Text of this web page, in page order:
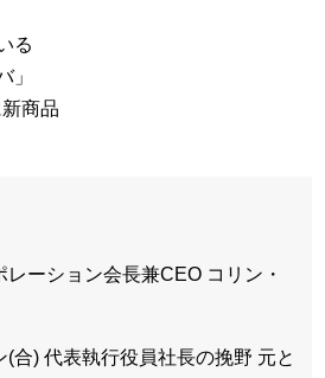
る
」
商品
ーション会長兼CEO コリン・
合) 代表執行役員社長の挽野 元と